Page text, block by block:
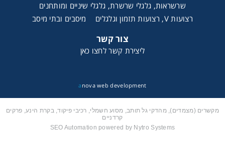
שרשראות, גלגלי שרשרת, גלגלי שיניים ומותחנים
רצועות V, רצועות תזמון וגלגלים
מיסבים ובתי מיסב
צור קשר
ליצירת קשר לחצו כאן
a nova web development
מקשרים (מצמדים), מהדקי גל תותב, מסוע חשמלי, רכיבי פיקוד, בקרת הינע, פרקים
קרדניים
SEO Automation powered by Nytro Systems